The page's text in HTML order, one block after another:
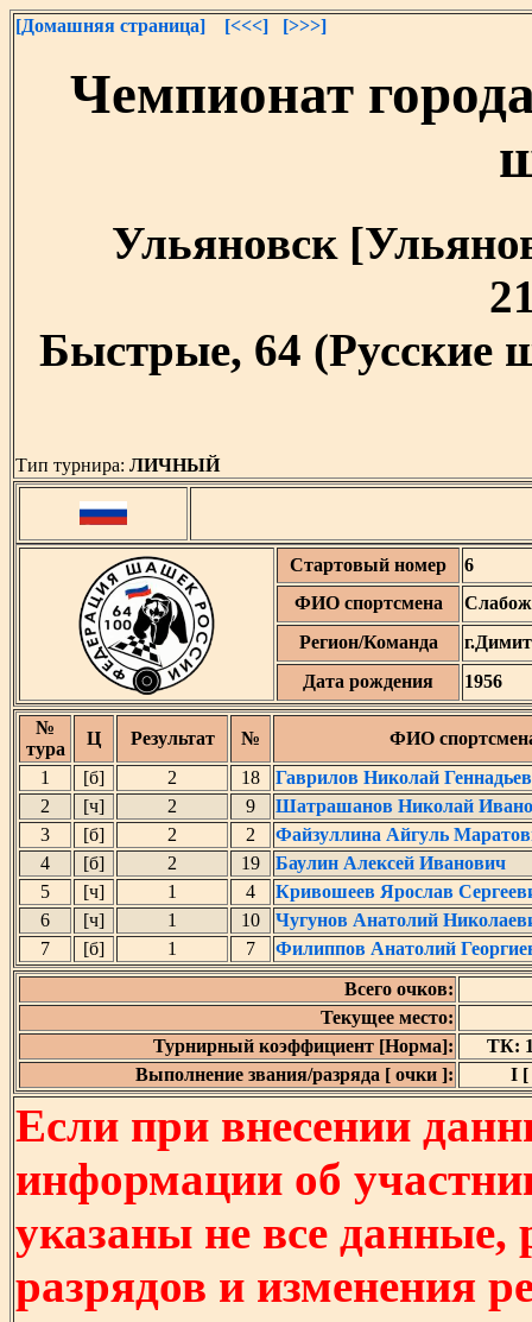
[Домашняя страница] [<<<] [>>>]
Чемпионат
Ульяновск
Быстрые, 64 (Русские
Тип турнира: ЛИЧНЫЙ
Стартовый номер
6
ФИО спортсмена
Регион/Команда
Дата рождения
1956
№
тура
Ц Результат №
ФИО
1
[б] 2 18
Гаврилов Николай
2
[ч] 2 9
Шатрашанов Николай
3
[б] 2 2
Файзуллина Айгуль
4
[б] 2 19
Баулин Алексей Иванович
5
[ч] 1 4
Кривошеев Ярослав
6
[ч] 1 10
Чугунов Анатолий
7
[б] 1 7
Филиппов Анатолий
Всего очков:
Текущее место:
Турнирный коэффициент [Норма]:
ТК:
Выполнение звания/разряда [ очки ]:
I [
Если при внесении
информации об
указаны не все
разрядов и изменения